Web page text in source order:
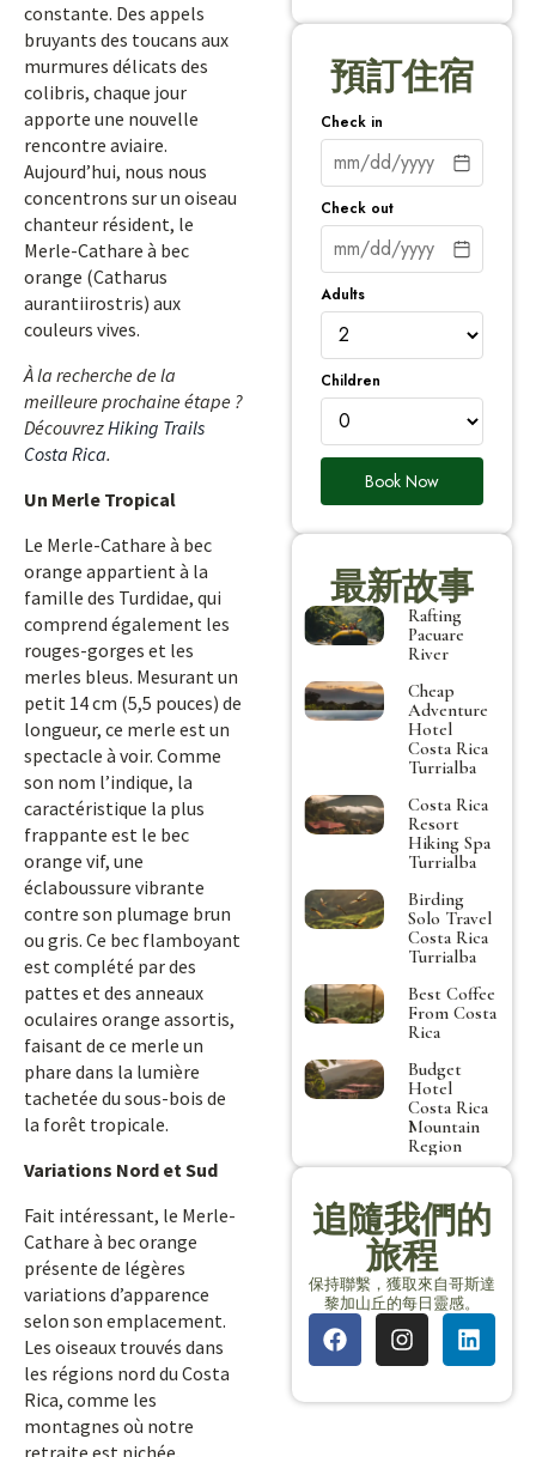
constante. Des appels
bruyants des toucans aux
murmures délicats des
colibris, chaque jour
apporte une nouvelle
rencontre aviaire.
Aujourd’hui, nous nous
concentrons sur un oiseau
chanteur résident, le
Merle-Cathare à bec
orange (Catharus
aurantiirostris) aux
couleurs vives.
À la recherche de la
meilleure prochaine étape ?
DécouvrezHiking Trails
Costa Rica.
Un Merle Tropical
Le Merle-Cathare à bec
orange appartient à la
famille des Turdidae, qui
comprend également les
rouges-gorges et les
merles bleus. Mesurant un
petit 14 cm (5,5 pouces) de
longueur, ce merle est un
spectacle à voir. Comme
son nom l’indique, la
caractéristique la plus
frappante est le bec
orange vif, une
éclaboussure vibrante
contre son plumage brun
ou gris. Ce bec flamboyant
est complété par des
pattes et des anneaux
oculaires orange assortis,
faisant de ce merle un
phare dans la lumière
tachetée du sous-bois de
la forêt tropicale.
Variations Nord et Sud
Fait intéressant, le Merle-
Cathare à bec orange
présente de légères
variations d’apparence
selon son emplacement.
Les oiseaux trouvés dans
les régions nord du Costa
Rica, comme les
montagnes où notre
retraite est nichée,
預訂住宿
Check in
Check out
Adults
Children
Book Now
最新故事
Rafting
Pacuare
River
Cheap
Adventure
Hotel
Costa Rica
Turrialba
Costa Rica
Resort
Hiking Spa
Turrialba
Birding
Solo Travel
Costa Rica
Turrialba
Best Coffee
From Costa
Rica
Budget
Hotel
Costa Rica
Mountain
Region
追隨我們的
旅程
保持聯繫，獲取來自哥斯達
黎加山丘的每日靈感。